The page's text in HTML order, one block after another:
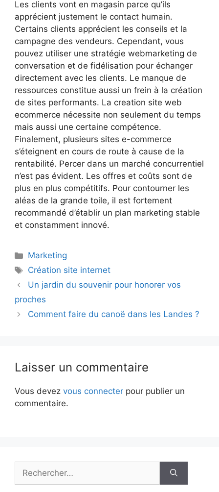
Les clients vont en magasin parce qu’ils
apprécient justement le contact humain.
Certains clients apprécient les conseils et la
campagne des vendeurs. Cependant, vous
pouvez utiliser une stratégie webmarketing de
conversation et de fidélisation pour échanger
directement avec les clients. Le manque de
ressources constitue aussi un frein à la création
de sites performants. La creation site web
ecommerce nécessite non seulement du temps
mais aussi une certaine compétence.
Finalement, plusieurs sites e-commerce
s’éteignent en cours de route à cause de la
rentabilité. Percer dans un marché concurrentiel
n’est pas évident. Les offres et coûts sont de
plus en plus compétitifs. Pour contourner les
aléas de la grande toile, il est fortement
recommandé d’établir un plan marketing stable
et constamment innové.
Catégories
Marketing
Étiquettes
Création site internet
Un jardin du souvenir pour honorer vos
proches
Comment faire du canoë dans les Landes ?
Laisser un commentaire
Vous devez vous connecter pour publier un
commentaire.